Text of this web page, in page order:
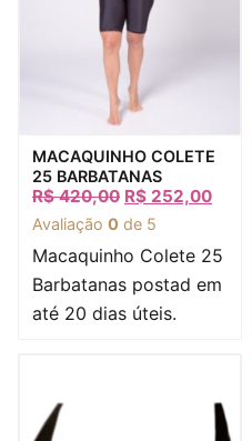
Visualização rápida
MACAQUINHO COLETE
25 BARBATANAS
R$420,00 R$ 252,00
Avaliação 0 de 5
Macaquinho Colete 25
Barbatanas postad em
até 20 dias úteis.